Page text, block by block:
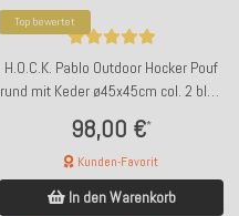
Top bewertet
H.O.C.K. Pablo Outdoor Hocker Pouf
rund mit Keder ø45x45cm col. 2 blue
98,00 €*
Kunden-Favorit
In den Warenkorb